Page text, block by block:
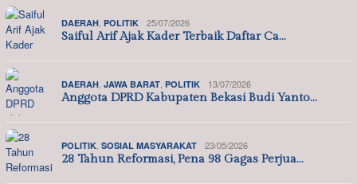
DAERAH POLITIK 25/07/2026
Saiful Arif Ajak Kader Terbaik Daftar Ca…
DAERAH JAWA BARAT POLITIK 13/07/2026
Anggota DPRD Kabupaten Bekasi Budi Yanto…
POLITIK SOSIAL MASYARAKAT 23/05/2026
28 Tahun Reformasi, Pena 98 Gagas Perjua…